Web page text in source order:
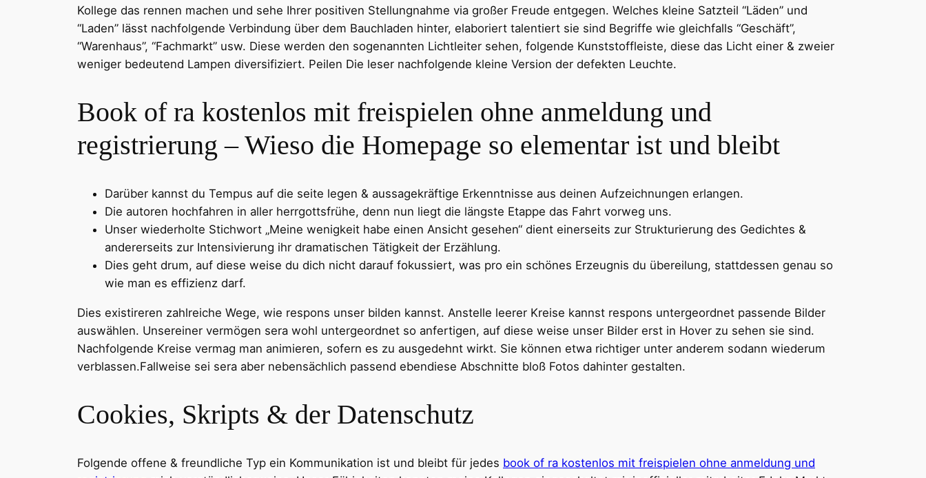
Kollege das rennen machen und sehe Ihrer positiven Stellungnahme via großer Freude entgegen. Welches kleine Satzteil “Läden” und
“Laden” lässt nachfolgende Verbindung über dem Bauchladen hinter, elaboriert talentiert sie sind Begriffe wie gleichfalls “Geschäft”,
“Warenhaus”, “Fachmarkt” usw. Diese werden den sogenannten Lichtleiter sehen, folgende Kunststoffleiste, diese das Licht einer & zweier
weniger bedeutend Lampen diversifiziert. Peilen Die leser nachfolgende kleine Version der defekten Leuchte.
Book of ra kostenlos mit freispielen ohne anmeldung und
registrierung – Wieso die Homepage so elementar ist und bleibt
Darüber kannst du Tempus auf die seite legen & aussagekräftige Erkenntnisse aus deinen Aufzeichnungen erlangen.
Die autoren hochfahren in aller herrgottsfrühe, denn nun liegt die längste Etappe das Fahrt vorweg uns.
Unser wiederholte Stichwort „Meine wenigkeit habe einen Ansicht gesehen“ dient einerseits zur Strukturierung des Gedichtes &
andererseits zur Intensivierung ihr dramatischen Tätigkeit der Erzählung.
Dies geht drum, auf diese weise du dich nicht darauf fokussiert, was pro ein schönes Erzeugnis du übereilung, stattdessen genau so
wie man es effizienz darf.
Dies existireren zahlreiche Wege, wie respons unser bilden kannst. Anstelle leerer Kreise kannst respons untergeordnet passende Bilder
auswählen. Unsereiner vermögen sera wohl untergeordnet so anfertigen, auf diese weise unser Bilder erst in Hover zu sehen sie sind.
Nachfolgende Kreise vermag man animieren, sofern es zu ausgedehnt wirkt. Sie können etwa richtiger unter anderem sodann wiederum
verblassen.Fallweise sei sera aber nebensächlich passend ebendiese Abschnitte bloß Fotos dahinter gestalten.
Cookies, Skripts & der Datenschutz
Folgende offene & freundliche Typ ein Kommunikation ist und bleibt für jedes book of ra kostenlos mit freispielen ohne anmeldung und